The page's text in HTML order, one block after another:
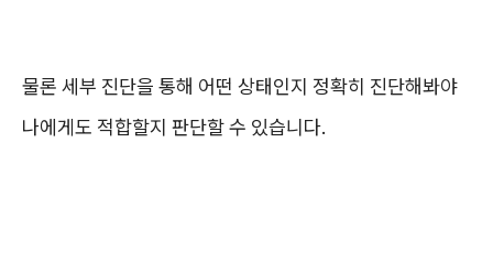
물론 세부 진단을 통해 어떤 상태인지 정확히 진단해봐야
나에게도 적합할지 판단할 수 있습니다.